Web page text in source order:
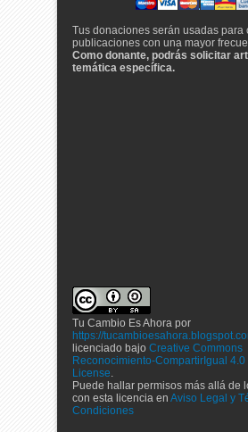
Tus donaciones serán usadas para
publicaciones con una mayor
Como donante, podrás solicitar
temática específica.
Tu Cambio Es Ahorapor
https://
licenciado bajo Creative Commons
Reconocimiento-CompartirIgual 4.0
License.
Puede hallar permisos más allá de
con esta licencia en Aviso Legal y
Condiciones